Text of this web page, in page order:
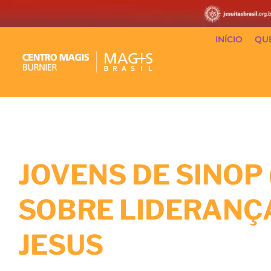
INÍCIO
JOVENS DE
SOBRE
JESUS